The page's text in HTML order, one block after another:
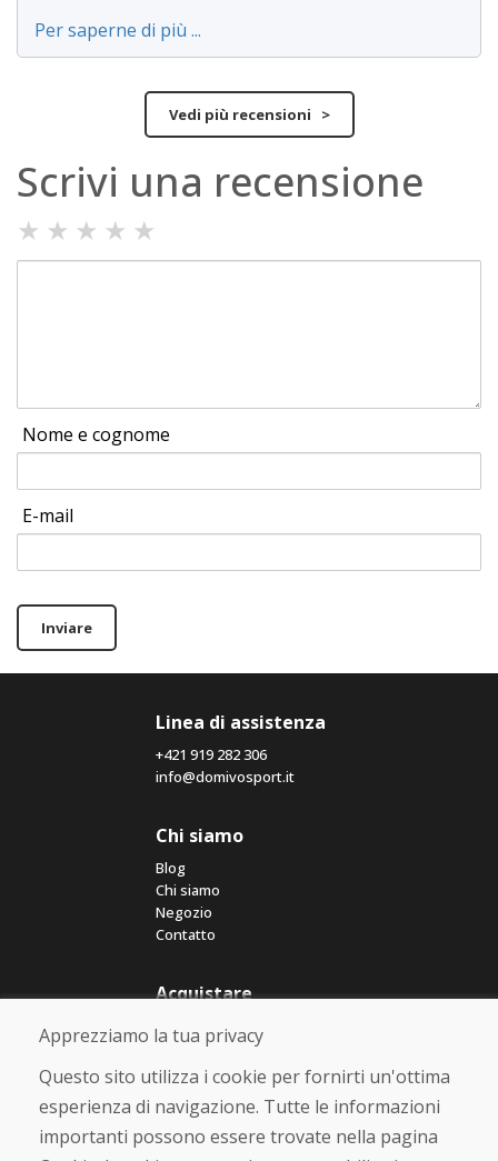
Per saperne di più ...
Vedi più recensioni >
Scrivi una recensione
★ ★ ★ ★ ★
Nome e cognome
E-mail
Inviare
Linea di assistenza
+421 919 282 306
info@domivosport.it
Chi siamo
Blog
Chi siamo
Negozio
Contatto
Acquistare
Negozio online
Termini e condizioni commerciali
Spedizione e pagamento
Reso e cambio merce
Protezione dei dati personali
Apprezziamo la tua privacy
Questo sito utilizza i cookie per fornirti un'ottima
esperienza di navigazione. Tutte le informazioni
importanti possono essere trovate nella pagina